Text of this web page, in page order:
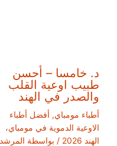
د. خامسا – أحسن
طبيب اوعية القلب
والصدر في الهند
أطباء مومباي, أفضل أطباء
الاوعية الدموية في مومباي،
الهند 2026
/ بواسطة المرشد